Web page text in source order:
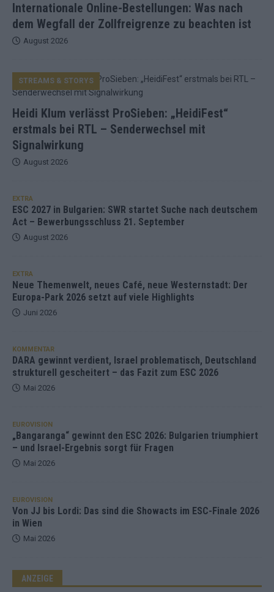
Internationale Online-Bestellungen: Was nach
dem Wegfall der Zollfreigrenze zu beachten ist
August 2026
Heidi Klum verlässt ProSieben: „HeidiFest“
erstmals bei RTL – Senderwechsel mit
Signalwirkung
STREAMS & STORYS
August 2026
EXTRA
ESC 2027 in Bulgarien: SWR startet Suche nach deutschem
Act – Bewerbungsschluss 21. September
August 2026
EXTRA
Neue Themenwelt, neues Café, neue Westernstadt: Der
Europa-Park 2026 setzt auf viele Highlights
Juni 2026
KOMMENTAR
DARA gewinnt verdient, Israel problematisch, Deutschland
strukturell gescheitert – das Fazit zum ESC 2026
Mai 2026
EUROVISION
„Bangaranga“ gewinnt den ESC 2026: Bulgarien triumphiert
– und Israel-Ergebnis sorgt für Fragen
Mai 2026
EUROVISION
Von JJ bis Lordi: Das sind die Showacts im ESC-Finale 2026
in Wien
Mai 2026
ANZEIGE